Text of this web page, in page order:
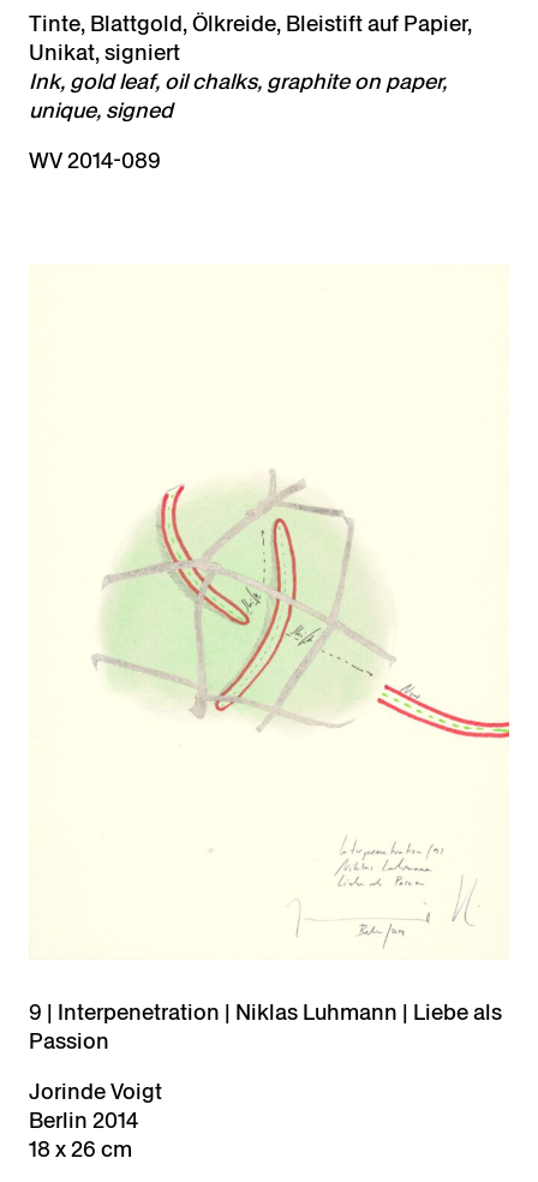
Tinte, Blattgold, Ölkreide, Bleistift auf Papier,
Unikat, signiert
Ink, gold leaf, oil chalks, graphite on paper,
unique, signed
WV 2014-089
9 | Interpenetration | Niklas Luhmann | Liebe als
Passion
Jorinde Voigt
Berlin 2014
18 x 26 cm